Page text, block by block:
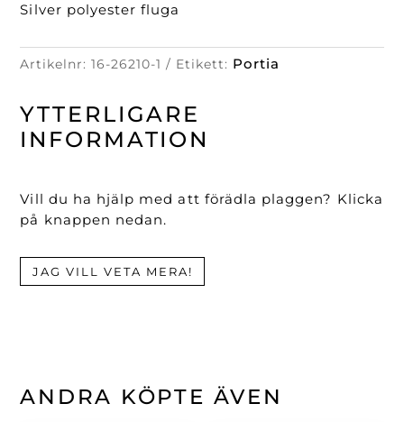
Silver polyester fluga
Artikelnr:16-26210-1 Etikett: Portia
YTTERLIGARE
INFORMATION
Vill du ha hjälp med att förädla plaggen? Klicka
på knappen nedan.
JAG VILL VETA MERA!
ANDRA KÖPTE ÄVEN